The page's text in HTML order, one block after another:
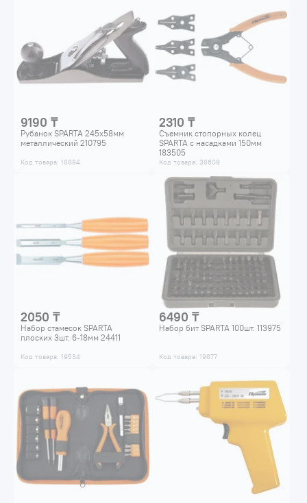
9190 ₸
Рубанок SPARTA 245x58мм
металлический 210795
Код товара: 18894
2310 ₸
Съемник стопорных колец
SPARTA с насадками 150мм
183505
Код товара: 38609
2050 ₸
Набор стамесок SPARTA
плоских 3шт. 6-18мм 24411
Код товара: 19534
6490 ₸
Набор бит SPARTA 100шт. 113975
Код товара: 19677